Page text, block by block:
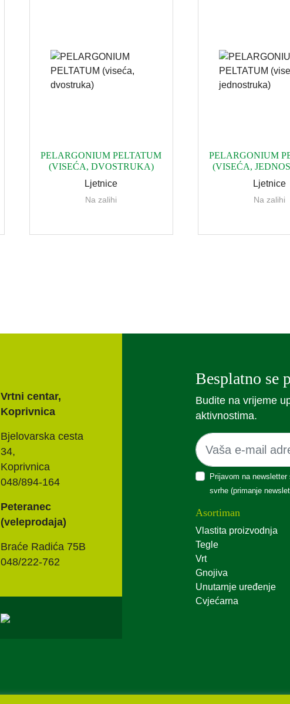
PELARGONIUM PELTATUM
(VISEĆA, DVOSTRUKA)
Ljetnice
Na zalihi
PELARGONIUM
(VISEĆA,
Ljetnice
Na zalihi
Vrtni centar,
Koprivnica
Bjelovarska cesta
34,
Koprivnica
048/894-164
Peteranec
(veleprodaja)
Braće Radića 75B
048/222-762
Besplatno se
Budite na vrijeme
aktivnostima.
Prijavom na
svrhe (primanje
Asortiman
Vlastita proizvodnja
Tegle
Vrt
Gnojiva
Unutarnje uređenje
Cvjećarna